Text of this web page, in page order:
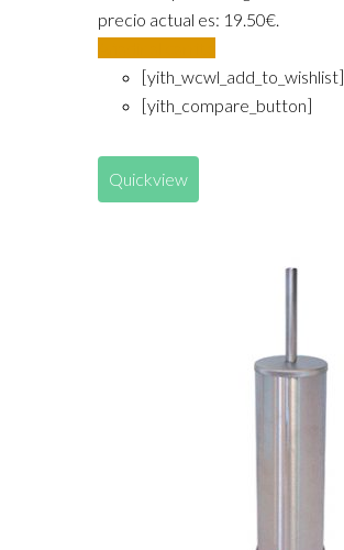
precio actual es: 19.50€.
[yith_wcwl_add_to_wishlist]
[yith_compare_button]
Quickview